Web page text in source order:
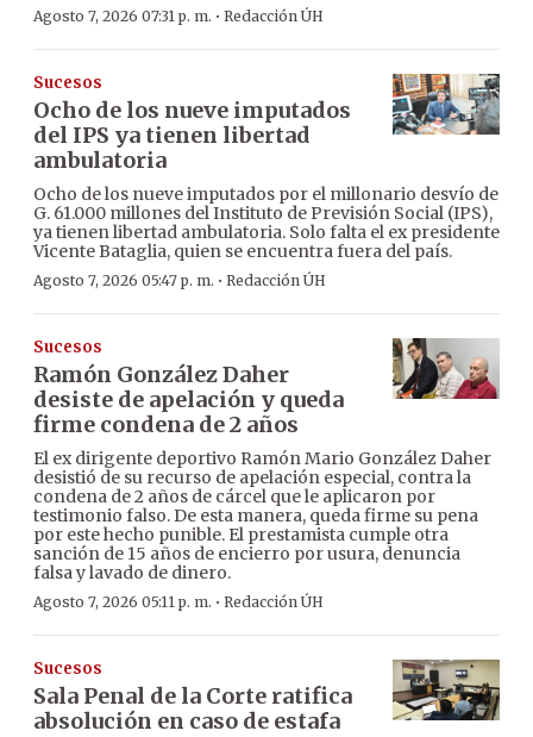
Agosto 7, 2026 07:31 p. m. · Redacción ÚH
Sucesos
Ocho de los nueve imputados
del IPS ya tienen libertad
ambulatoria
Ocho de los nueve imputados por el millonario desvío de
G. 61.000 millones del Instituto de Previsión Social (IPS),
ya tienen libertad ambulatoria. Solo falta el ex presidente
Vicente Bataglia, quien se encuentra fuera del país.
Agosto 7, 2026 05:47 p. m. · Redacción ÚH
Sucesos
Ramón González Daher
desiste de apelación y queda
firme condena de 2 años
El ex dirigente deportivo Ramón Mario González Daher
desistió de su recurso de apelación especial, contra la
condena de 2 años de cárcel que le aplicaron por
testimonio falso. De esta manera, queda firme su pena
por este hecho punible. El prestamista cumple otra
sanción de 15 años de encierro por usura, denuncia
falsa y lavado de dinero.
Agosto 7, 2026 05:11 p. m. · Redacción ÚH
Sucesos
Sala Penal de la Corte ratifica
absolución en caso de estafa